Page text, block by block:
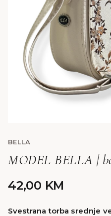
BELLA
MODEL BELLA |
42,00 KM
Svestrana torba srednje